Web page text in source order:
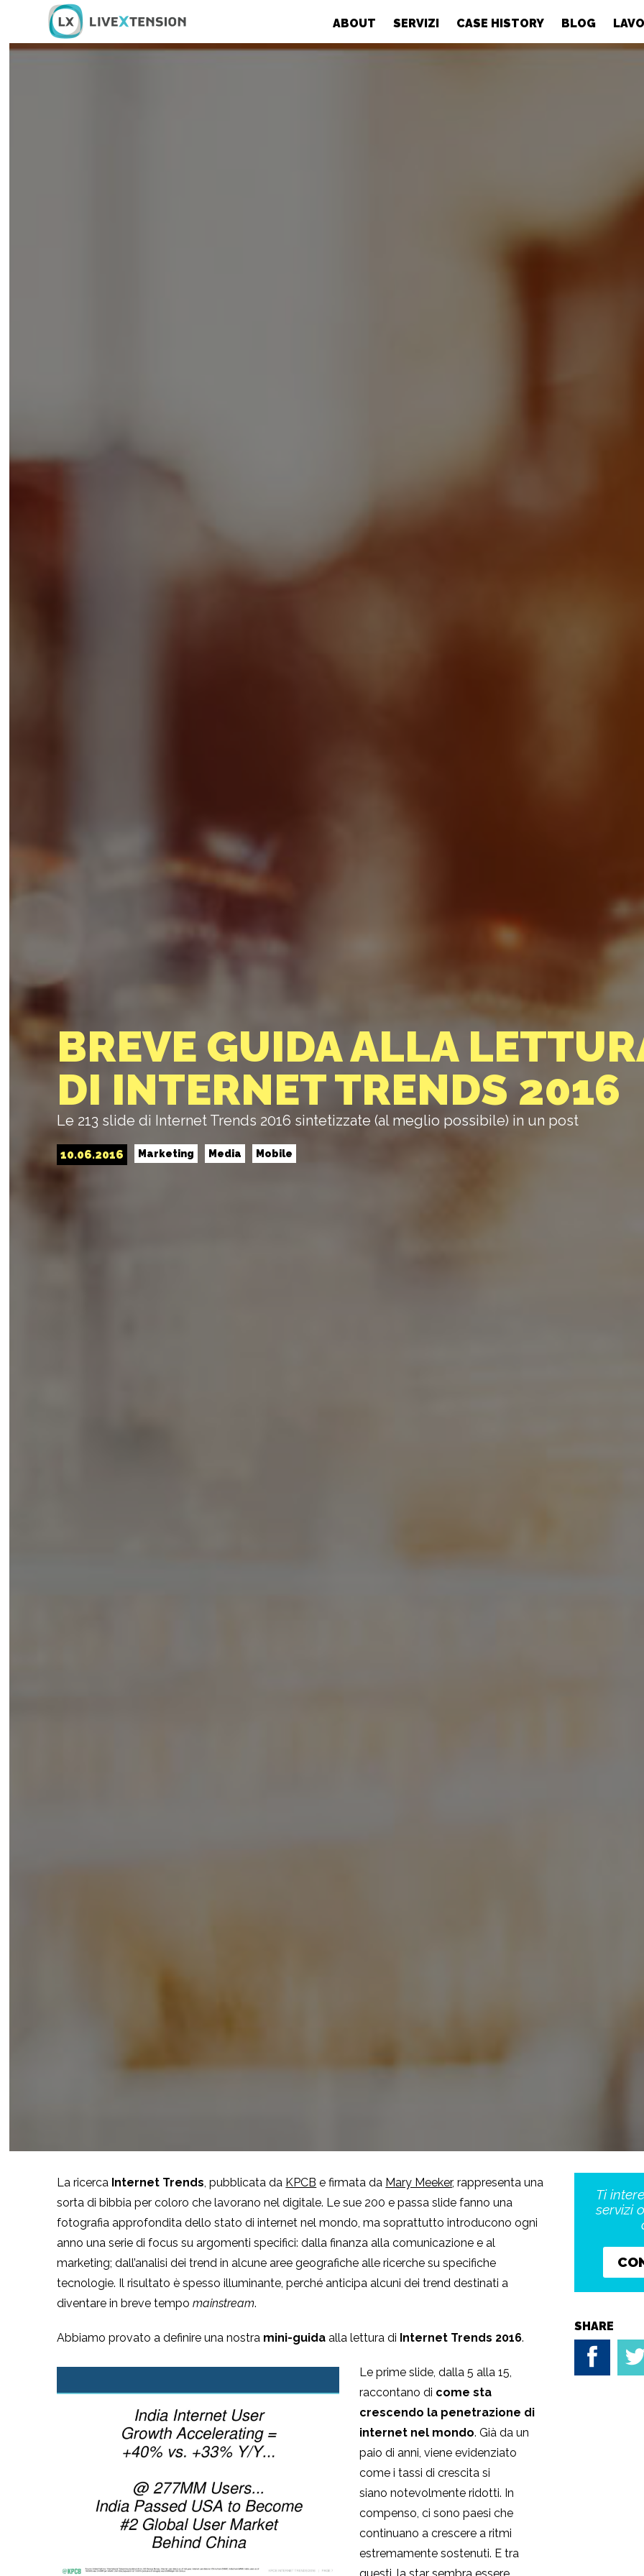
ABOUT SERVIZI CASE HISTORY BLOG
BREVE GUIDA ALLA
DI INTERNET TRENDS 2016
Le 213 slide di Internet Trends 2016 sintetizzate (al meglio possibile) in un post
10.06.2016 Marketing Media Mobile
La ricerca Internet Trends, pubblicata da KPCB e firmata da Mary Meeker, rappresenta una
sorta di bibbia per coloro che lavorano nel digitale. Le sue 200 e passa slide fanno una
fotografia approfondita dello stato di internet nel mondo, ma soprattutto introducono ogni
anno una serie di focus su argomenti specifici: dalla finanza alla comunicazione e al
marketing; dall’analisi dei trend in alcune aree geografiche alle ricerche su specifiche
tecnologie. Il risultato è spesso illuminante, perché anticipa alcuni dei trend destinati a
diventare in breve tempomainstream.
Abbiamo provato a definire una nostra mini-guida alla lettura di Internet Trends 2016.
Le prime slide, dalla 5 alla 15,
raccontano di come sta
crescendo la penetrazione di
internet nel mondo. Già da un
paio di anni, viene evidenziato
come i tassi di crescita si
siano notevolmente ridotti. In
compenso, ci sono paesi che
continuano a crescere a ritmi
estremamente sostenuti. E tra
Ti
servizi
SHARE